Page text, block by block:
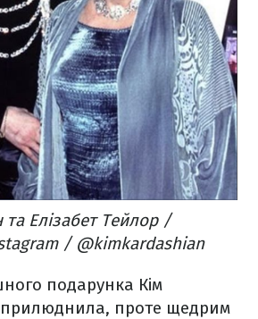
Елізабет Тейлор /
/ @kimkardashian
подарунка Кім
проте щедрим